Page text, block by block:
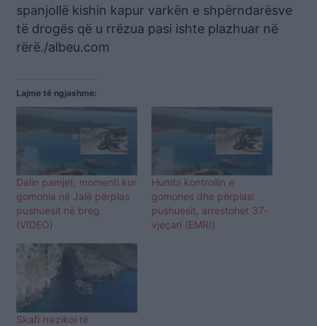
spanjollë kishin kapur varkën e shpërndarësve
të drogës që u rrëzua pasi ishte plazhuar në
rërë./albeu.com
Lajme të ngjashme:
Dalin pamjet, momenti kur
gomonia në Jalë përplas
pushuesit në breg
(VIDEO)
Humbi kontrollin e
gomones dhe përplasi
pushuesit, arrestohet 37-
vjeçari (EMRI)
Skafi rrezikoi të